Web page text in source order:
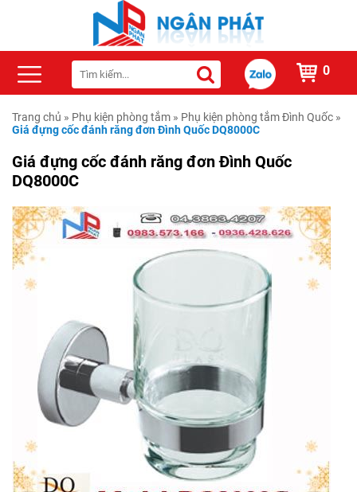
0
Trang chủ » Phụ kiện phòng tắm » Phụ kiện phòng tắm Đình Quốc »
Giá đựng cốc đánh răng đơn Đình Quốc DQ8000C
Giá đựng cốc đánh răng đơn Đình Quốc
DQ8000C